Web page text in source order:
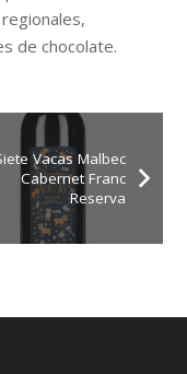
de chocolate.
Vacas Malbec
Cabernet Franc
Reserva